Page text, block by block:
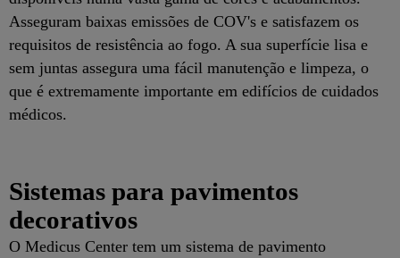
Asseguram baixas emissões de COV's e satisfazem os
requisitos de resistência ao fogo. A sua superfície lisa e
sem juntas assegura uma fácil manutenção e limpeza, o
que é extremamente importante em edifícios de cuidados
médicos.
Sistemas para pavimentos
decorativos
O Medicus Center tem um sistema de pavimento